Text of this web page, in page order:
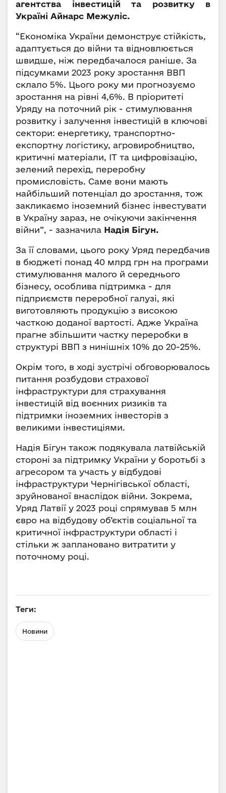
агентства інвестицій та розвитку в
Україні Айнарс Межуліс.
“Економіка України демонструє стійкість,
адаптується до війни та відновлюється
швидше, ніж передбачалося раніше. За
підсумками 2023 року зростання ВВП
склало 5%. Цього року ми прогнозуємо
зростання на рівні 4,6%. В пріоритеті
Уряду на поточний рік - стимулювання
розвитку і залучення інвестицій в ключові
сектори: енергетику, транспортно-
експортну логістику, агровиробництво,
критичні матеріали, ІТ та цифровізацію,
зелений перехід, переробну
промисловість. Саме вони мають
найбільший потенціал до зростання, тож
закликаємо іноземний бізнес інвестувати
в Україну зараз, не очікуючи закінчення
війни”, - зазначила Надія Бігун.
За її словами, цього року Уряд передбачив
в бюджеті понад 40 млрд грн на програми
стимулювання малого й середнього
бізнесу, особлива підтримка - для
підприємств переробної галузі, які
виготовляють продукцію з високою
часткою доданої вартості. Адже Україна
прагне збільшити частку переробки в
структурі ВВП з нинішніх 10% до 20-25%.
Окрім того, в ході зустрічі обговорювалось
питання розбудови страхової
інфраструктури для страхування
інвестицій від воєнних ризиків та
підтримки іноземних інвесторів з
великими інвестиціями.
Надія Бігун також подякувала латвійській
стороні за підтримку України у боротьбі з
агресором та участь у відбудові
інфраструктури Чернігівської області,
зруйнованої внаслідок війни. Зокрема,
Уряд Латвії у 2023 році спрямував 5 млн
євро на відбудову об’єктів соціальної та
критичної інфраструктури області і
стільки ж заплановано витратити у
поточному році.
Теги:
Новини